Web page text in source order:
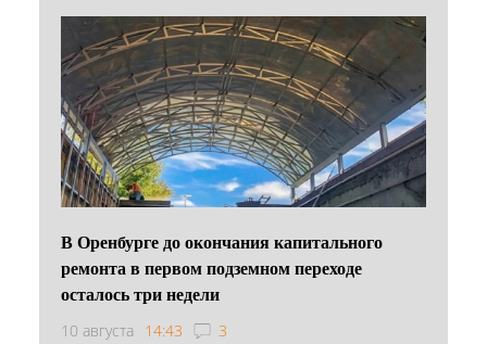
В Оренбурге до окончания капитального
ремонта в первом подземном переходе
осталось три недели
10 августа 14:43 3